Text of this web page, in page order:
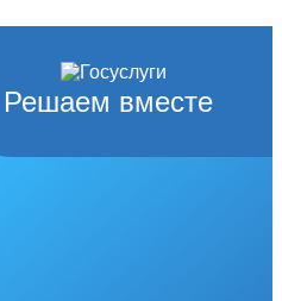
Решаем вместе